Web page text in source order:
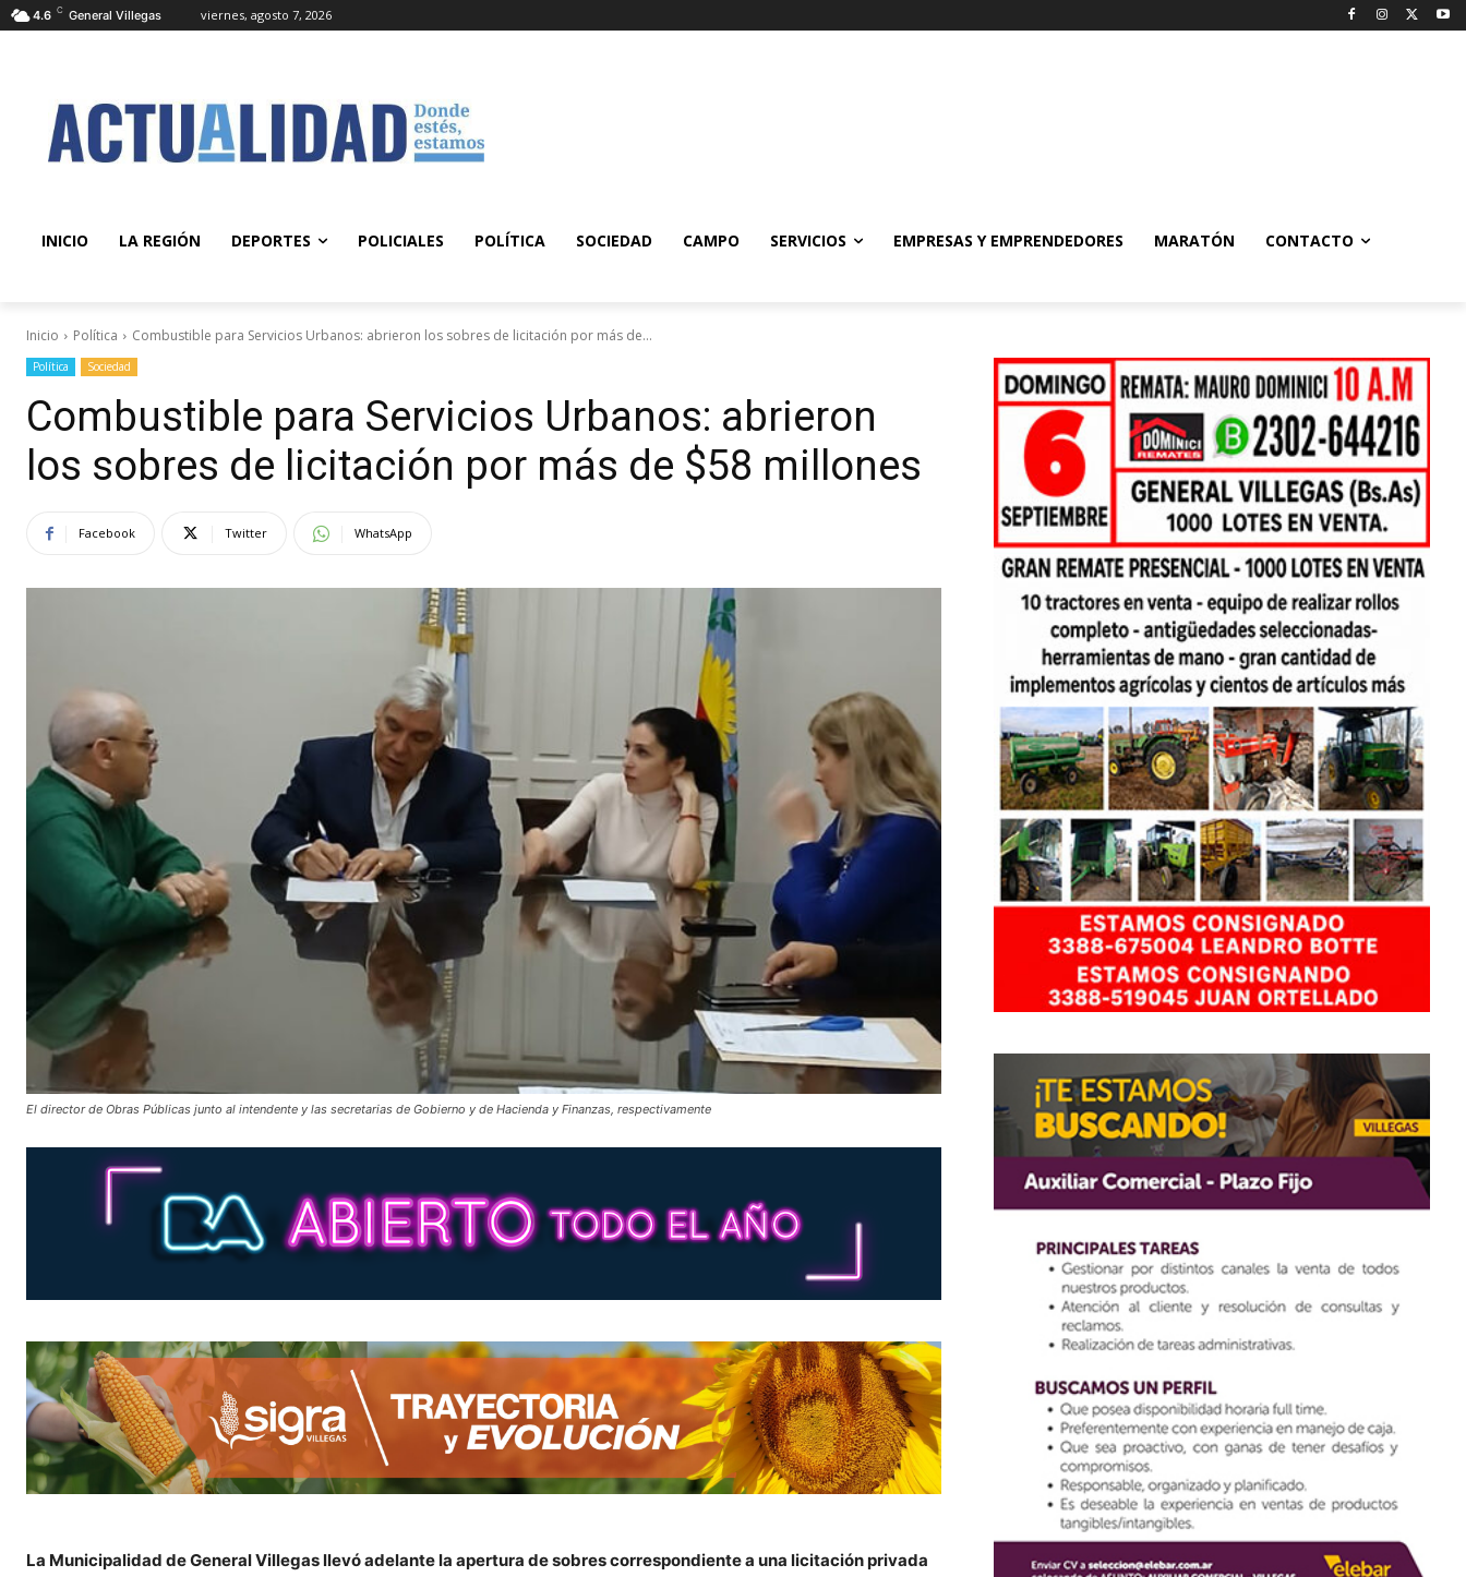
4.6 C General Villegas viernes, agosto 7, 2026
INICIO LA REGIÓN DEPORTES POLICIALES POLÍTICA SOCIEDAD CAMPO SERVICIOS EMPRESAS Y EMPRENDEDORES MARATÓN CONTACTO
Inicio Política Combustible para Servicios Urbanos: abrieron los sobres de licitación por más de...
Política Sociedad
Combustible para Servicios Urbanos: abrieron
los sobres de licitación por más de $58 millones
Facebook Twitter WhatsApp
El director de Obras Públicas junto al intendente y las secretarias de Gobierno y de Hacienda y Finanzas, respectivamente
La Municipalidad de General Villegas llevó adelante la apertura de sobres correspondiente a una licitación privada